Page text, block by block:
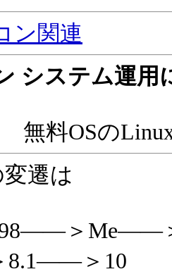
ン関連
システム運用
無料OSの
変遷は
＞Me——
＞10